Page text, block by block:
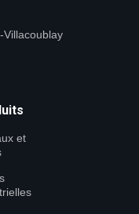
Villacoublay
et